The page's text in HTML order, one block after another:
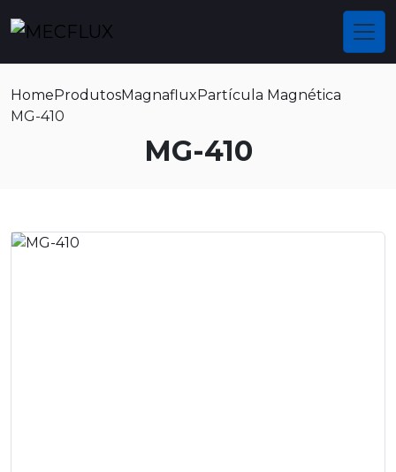
HomeProdutosMagnafluxPartícula Magnética
MG-410
MG-410